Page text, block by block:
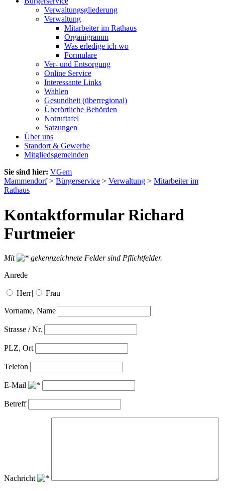
Verwaltungsgliederung
Verwaltung
Mitarbeiter im Rathaus
Organigramm
Was erledige ich wo
Formulare
Ver- und Entsorgung
Online Service
Interessante Links
Wahlen
Gesundheit (überregional)
Überörtliche Behörden
Notruftafel
Satzungen
Über uns
Standort & Gewerbe
Mitgliedsgemeinden
Sie sind hier: VGem
Mammendorf> Bürgerservice > Verwaltung > Mitarbeiter im
Rathaus
Kontaktformular Richard
Furtmeier
Mit
gekennzeichnete Felder sind Pflichtfelder.
Anrede
Herr| Frau
Vorname, Name
Strasse / Nr.
PLZ, Ort
Telefon
E-Mail
Betreff
Nachricht